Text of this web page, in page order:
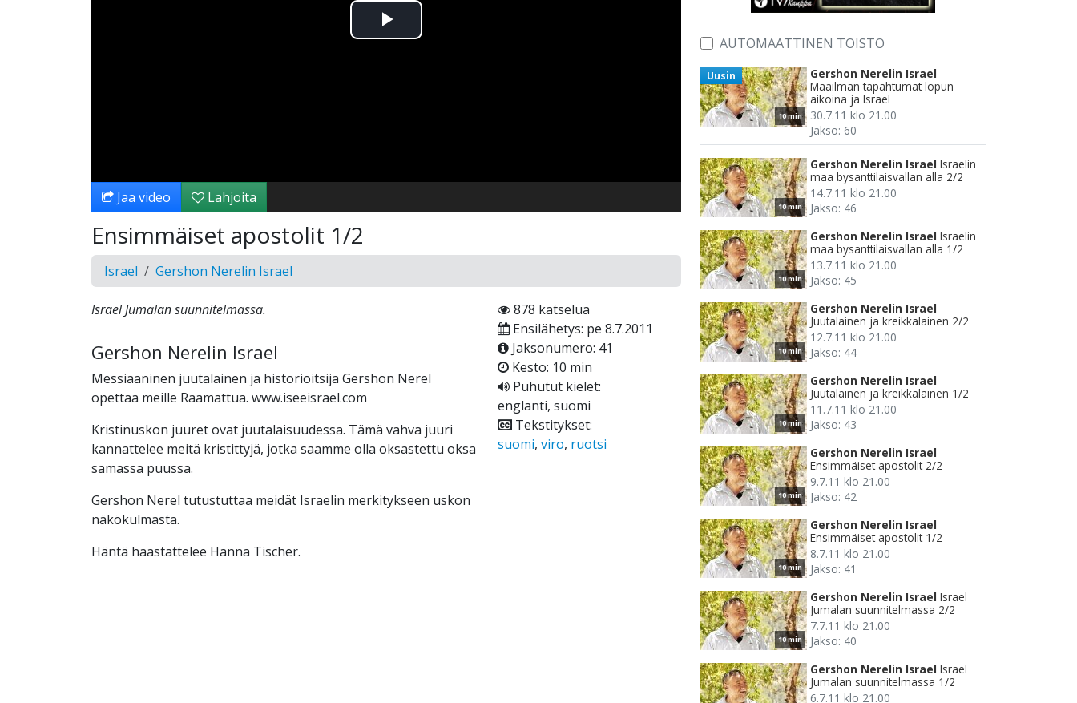
Toista
Jaa video Lahjoita
Ensimmäiset apostolit 1/2
Israel Gershon Nerelin Israel
Israel Jumalan suunnitelmassa.
Gershon Nerelin Israel
Messiaaninen juutalainen ja historioitsija Gershon Nerel
opettaa meille Raamattua. www.iseeisrael.com
Kristinuskon juuret ovat juutalaisuudessa. Tämä vahva juuri
kannattelee meitä kristittyjä, jotka saamme olla oksastettu oksa
samassa puussa.
Gershon Nerel tutustuttaa meidät Israelin merkitykseen uskon
näkökulmasta.
Häntä haastattelee Hanna Tischer.
878 katselua
Ensilähetys: pe 8.7.2011
Jaksonumero: 41
Kesto: 10 min
Puhutut kielet:
englanti, suomi
Tekstitykset:
suomi, viro, ruotsi
AUTOMAATTINEN TOISTO
10 min
Uusin
Gershon Nerelin Israel
Maailman tapahtumat lopun
aikoina ja Israel
30.7.11 klo 21.00
Jakso: 60
10 min
Gershon Nerelin Israel Israelin
maa bysanttilaisvallan alla 2/2
14.7.11 klo 21.00
Jakso: 46
10 min
Gershon Nerelin Israel Israelin
maa bysanttilaisvallan alla 1/2
13.7.11 klo 21.00
Jakso: 45
10 min
Gershon Nerelin Israel
Juutalainen ja kreikkalainen 2/2
12.7.11 klo 21.00
Jakso: 44
10 min
Gershon Nerelin Israel
Juutalainen ja kreikkalainen 1/2
11.7.11 klo 21.00
Jakso: 43
10 min
Gershon Nerelin Israel
Ensimmäiset apostolit 2/2
9.7.11 klo 21.00
Jakso: 42
10 min
Gershon Nerelin Israel
Ensimmäiset apostolit 1/2
8.7.11 klo 21.00
Jakso: 41
10 min
Gershon Nerelin Israel Israel
Jumalan suunnitelmassa 2/2
7.7.11 klo 21.00
Jakso: 40
Gershon Nerelin Israel Israel
Jumalan suunnitelmassa 1/2
6.7.11 klo 21.00